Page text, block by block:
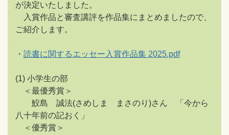
が決定いたしました。
入賞作品と審査講評を作品集にまとめましたので、
ご紹介します。
・ 読書に関するエッセー入賞作品集 2025.pdf
(1) 小学生の部
＜最優秀賞＞
鮫島 誠法(さめしま まさのり)さん 「今から
八十年前の記おく」
＜優秀賞＞